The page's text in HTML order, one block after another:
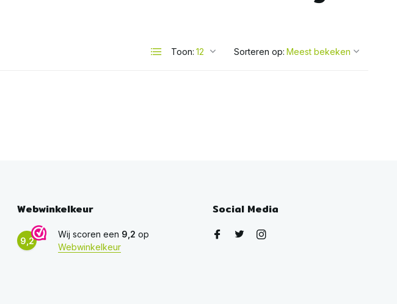
Toon: Sorteren op:
Webwinkelkeur
9,2
Wij scoren een 9,2 op
Webwinkelkeur
Social Media